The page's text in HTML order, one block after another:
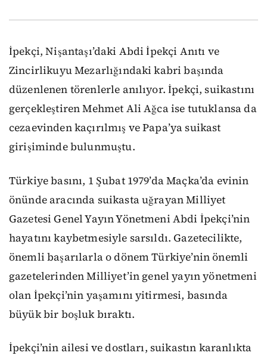
İpekçi, Nişantaşı’daki Abdi İpekçi Anıtı ve
Zincirlikuyu Mezarlığındaki kabri başında
düzenlenen törenlerle anılıyor. İpekçi, suikastını
gerçekleştiren Mehmet Ali Ağca ise tutuklansa da
cezaevinden kaçırılmış ve Papa’ya suikast
girişiminde bulunmuştu.
Türkiye basını, 1 Şubat 1979’da Maçka’da evinin
önünde aracında suikasta uğrayan Milliyet
Gazetesi Genel Yayın Yönetmeni Abdi İpekçi’nin
hayatını kaybetmesiyle sarsıldı. Gazetecilikte,
önemli başarılarla o dönem Türkiye’nin önemli
gazetelerinden Milliyet’in genel yayın yönetmeni
olan İpekçi’nin yaşamını yitirmesi, basında
büyük bir boşluk bıraktı.
İpekçi’nin ailesi ve dostları, suikastın karanlıkta